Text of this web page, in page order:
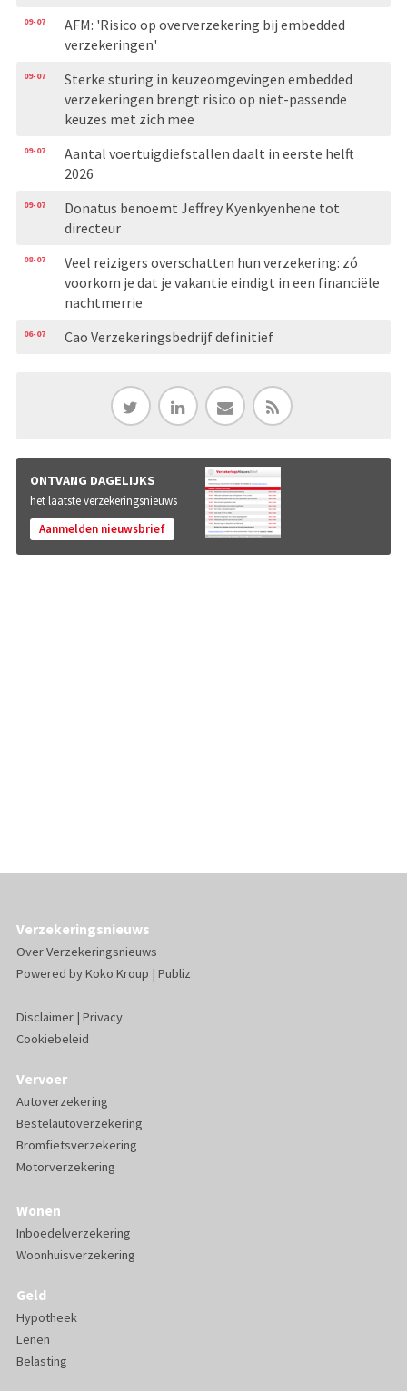
09-07
AFM: 'Risico op oververzekering bij embedded
verzekeringen'
09-07
Sterke sturing in keuzeomgevingen embedded
verzekeringen brengt risico op niet-passende
keuzes met zich mee
09-07
Aantal voertuigdiefstallen daalt in eerste helft
2026
09-07
Donatus benoemt Jeffrey Kyenkyenhene tot
directeur
08-07
Veel reizigers overschatten hun verzekering: zó
voorkom je dat je vakantie eindigt in een financiële
nachtmerrie
06-07 Cao Verzekeringsbedrijf definitief
ONTVANG DAGELIJKS
het laatste verzekeringsnieuws
Aanmelden nieuwsbrief
Verzekeringsnieuws
Over Verzekeringsnieuws
Powered byKoko Kroup | Publiz
Disclaimer| Privacy
Cookiebeleid
Vervoer
Autoverzekering
Bestelautoverzekering
Bromfietsverzekering
Motorverzekering
Wonen
Inboedelverzekering
Woonhuisverzekering
Geld
Hypotheek
Lenen
Belasting